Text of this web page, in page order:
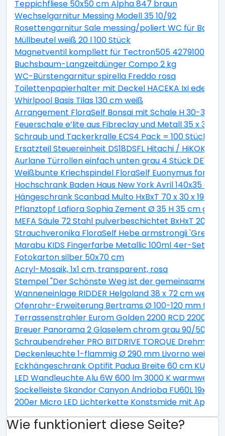
Teppichfliese 50x50 cm Alpha 847 braun
Wechselgarnitur Messing Modell 35 10/92
Rosettengarnitur Sale messing/poliert WC für Bad +
Müllbeutel weiß 20 l 100 Stück
Magnetventil kompllett für Tectron505 42791000
Buchsbaum-Langzeitdünger Compo 2 kg
WC-Bürstengarnitur spirella Freddo rosa
Toilettenpapierhalter mit Deckel HACEKA Ixi
Whirlpool Basis Tilas 130 cm weiß
Arrangement FloraSelf Bonsai mit Schale H 30-38
Feuerschale e’lite aus Fibreclay und Metall 35 x 35 x
Schraub und Tackerkralle ECS4 Pack = 100 Stück
Ersatzteil Steuereinheit DS18DSFL Hitachi / HiKOKI
Aurlane Türrollen einfach unten grau 4 Stück DE142
Weißbunte Kriechspindel FloraSelf Euonymus
Hochschrank Baden Haus New York Avril 140x35 cm
Hängeschrank Scanbad Multo HxBxT 70 x 30 x 19cm
Pflanztopf Lafiora Sophia Zement Ø 35 H 35 cm grau
MEFA Säule 72 Stahl pulverbeschichtet BxHxT 205/
Strauchveronika FloraSelf Hebe armstrongii 'Green
Marabu KIDS Fingerfarbe Metallic 100ml 4er-Set
Fotokarton silber 50x70 cm
Acryl-Mosaik, 1x1 cm, transparent, rosa
Stempel "Der Schönste Weg ist der gemeinsame"
Wanneneinlage RIDDER Helgoland 38 x 72 cm weiß
Ofenrohr-Erweiterung Bertrams Ø 100-120 mm
Terrassenstrahler Eurom Golden 2200 RCD 2200W
Breuer Panorama 2 Glaselem chrom grau 90/50 cm
Schraubendreher PRO BITDRIVE TORQUE
Deckenleuchte 1-flammig Ø 290 mm Livorno weiß/
Eckhängeschrank Optifit Padua Breite 60 cm KUPD
LED Wandleuchte Alu 6W 600 lm 3000 K warmweiß
Sockelleiste Skandor Canyon Andrioba FU60L
200er Micro LED Lichterkette Konstsmide mit App
Wie funktioniert diese Seite?